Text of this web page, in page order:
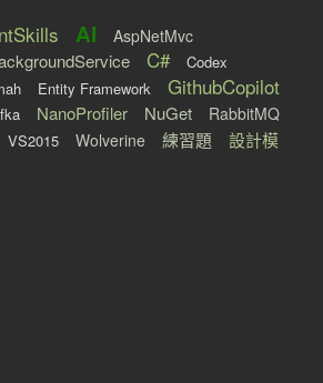
AI AspNetMvc
C# Codex
Entity Framework GithubCopilot
NanoProfiler NuGet RabbitMQ
VS2015 Wolverine 練習題
設計模